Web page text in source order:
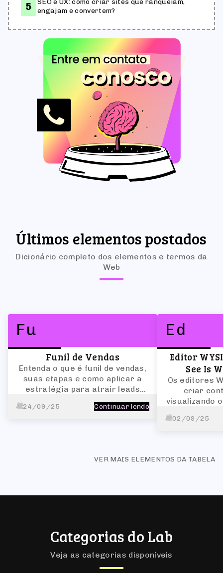
SEO e UX: como criar sites que ranqueiam,
engajam e convertem?
Últimos elementos postados
Dicionário completo dos elementos e termos da
Web
Fu
Funil de Vendas
Entenda o que é funil de vendas,
suas etapas e como aplicar a
estratégia para atrair leads
conversões.
24/09/25 Continuar lendo
Ed
Editor
See Is
Os editores
criar
visualizando
02/09/25
VER MAIS ELEMENTOS DA TABELA
Categorias do Lab
Veja as categorias disponíveis